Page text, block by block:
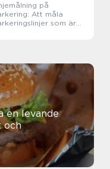
på
Att måla
som är
och